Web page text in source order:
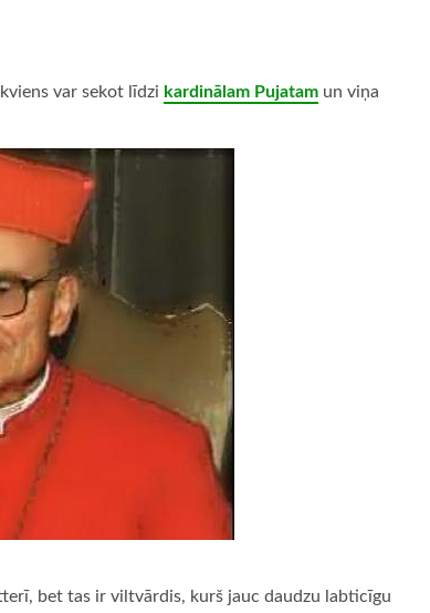
var sekot līdzi kardinālam Pujatam un viņa
bet tas ir viltvārdis, kurš jauc daudzu labticīgu